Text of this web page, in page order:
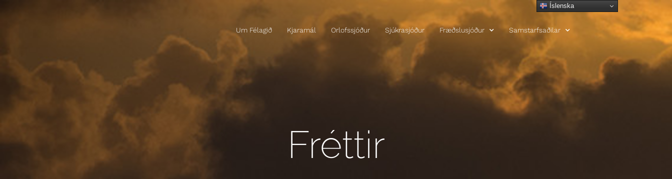
Um Félagið Kjaramál Orlofssjóður Sjúkrasjóður Fræðslusjóður Samstarfsaðilar
Fréttir
Íslenska